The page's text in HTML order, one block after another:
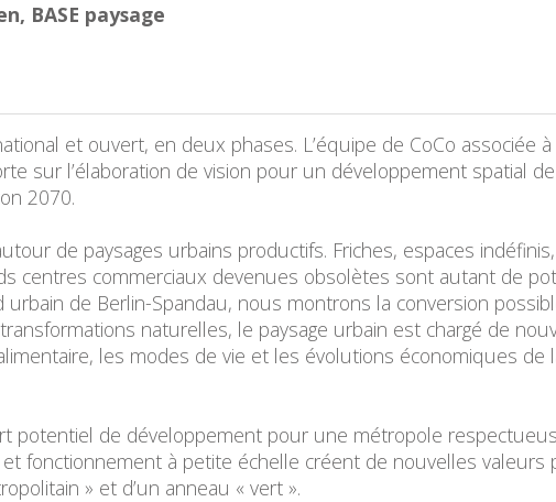
BASE paysage
et ouvert, en deux phases. L’équipe de CoCo associée
sur l’élaboration de vision pour un développement spatial
2070.
de paysages urbains productifs. Friches, espaces
centres commerciaux devenues obsolètes sont autant de
de Berlin-Spandau, nous montrons la conversion
naturelles, le paysage urbain est chargé de
les modes de vie et les évolutions économiques
potentiel de développement pour une métropole
fonctionnement à petite échelle créent de nouvelles valeurs
» et d’un anneau « vert ».